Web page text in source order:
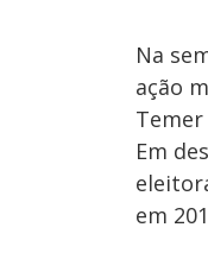
Na
ação
Em
em